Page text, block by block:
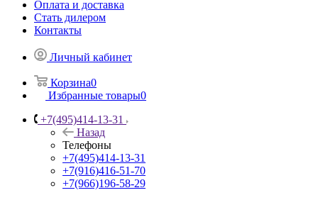
Оплата и доставка
Стать дилером
Контакты
Личный кабинет
Корзина0
Избранные товары0
+7(495)414-13-31
Назад
Телефоны
+7(495)414-13-31
+7(916)416-51-70
+7(966)196-58-29